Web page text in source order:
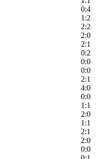
0:4
1:2
2:2
2:0
2:1
0:2
0:0
0:0
2:1
4:0
0:0
1:1
2:0
1:1
2:1
2:0
0:0